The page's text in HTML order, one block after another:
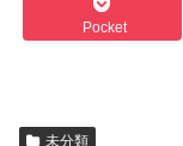
Pocket
未分類